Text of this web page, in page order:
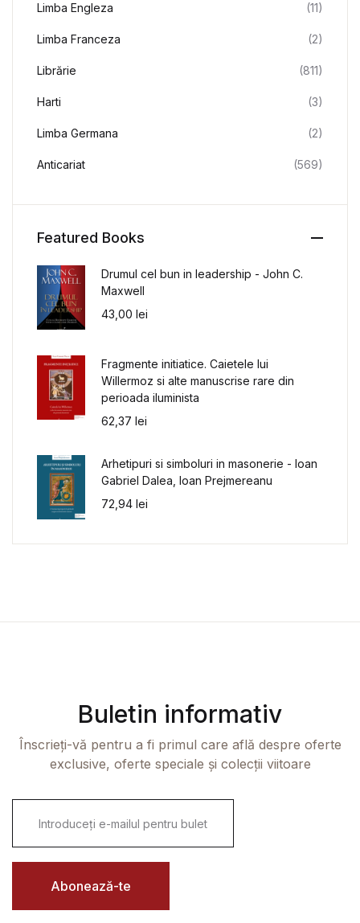
Limba Engleza (11)
Limba Franceza (2)
Librărie (811)
Harti (3)
Limba Germana (2)
Anticariat (569)
Featured Books
Drumul cel bun in leadership - John C.
Maxwell
43,00 lei
Fragmente initiatice. Caietele lui
Willermoz si alte manuscrise rare din
perioada iluminista
62,37 lei
Arhetipuri si simboluri in masonerie - Ioan
Gabriel Dalea, Ioan Prejmereanu
72,94 lei
Buletin informativ
Înscrieți-vă pentru a fi primul care află despre oferte
exclusive, oferte speciale și colecții viitoare
i
l
Abonează-te